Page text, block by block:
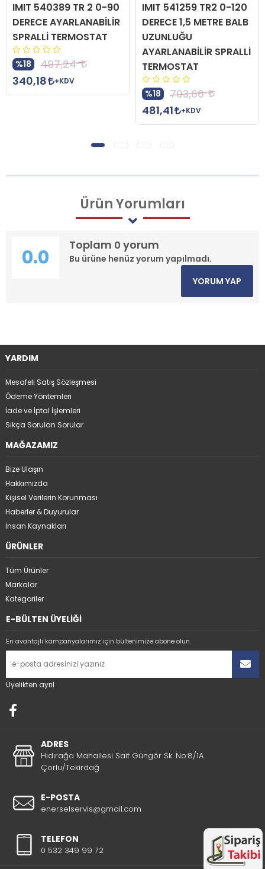
IMIT 540389 TR 2 0-90
DERECE AYARLANABİLİR
SPRALLİ TERMOSTAT
%18
497,24
340,18
+KDV
IMIT 541259 TR2 0-120
DERECE 1,5 METRE BALB
UZUNLUĞU
AYARLANABİLİR SPRALLİ
TERMOSTAT
%18
703,66
481,41
+KDV
ÜrünYorumları
Toplam 0 yorum
Bu ürüne henüz yorum yapılmadı.
0.0
YORUM YAP
YARDIM
Mesafeli Satış Sözleşmesi
Ödeme Yöntemleri
İade ve İptal İşlemleri
Sıkça Sorulan Sorular
MAĞAZAMIZ
Bize Ulaşın
Hakkımızda
Kişisel Verilerin Korunması
Haberler & Duyurular
İnsan Kaynakları
ÜRÜNLER
Tüm Ürünler
Markalar
Kategoriler
E-BÜLTEN ÜYELİĞİ
En avantajlı kampanyalarımız için bültenimize abone olun.
Üyelikten ayrıl
ADRES
Hıdırağa Mahallesi Sait Güngör Sk. No:8/1A
Çorlu/Tekirdağ
E-POSTA
enerselservis@gmail.com
TELEFON
0 532 349 99 72